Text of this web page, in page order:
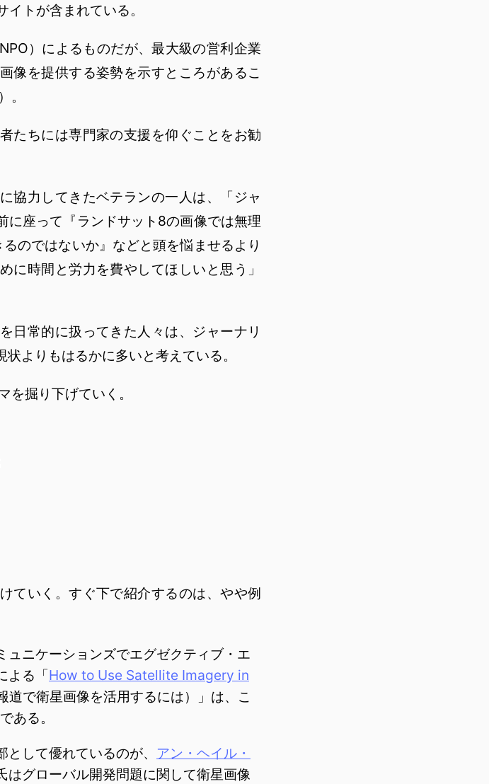
トが含まれている。
）によるものだが、最大級の営利企業
像を提供する姿勢を示すところがあるこ
。
たちには専門家の支援を仰ぐことをお勧
協力してきたベテランの一人は、「ジャ
に座って『ランドサット8の画像では無理
のではないか』などと頭を悩ませるより
に時間と労力を費やしてほしいと思う」
日常的に扱ってきた人々は、ジャーナリ
よりもはるかに多いと考えている。
を掘り下げていく。
ていく。すぐ下で紹介するのは、やや例
ニケーションズでエグゼクティブ・エ
よる「How to Use Satellite Imagery in
道で衛星画像を活用するには）」は、こ
ある。
して優れているのが、 アン・ヘイル・
はグローバル開発問題に関して衛星画像